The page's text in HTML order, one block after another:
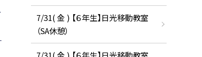
7/31( 金 ) 【６年生】日光移動教室
（SA休憩）